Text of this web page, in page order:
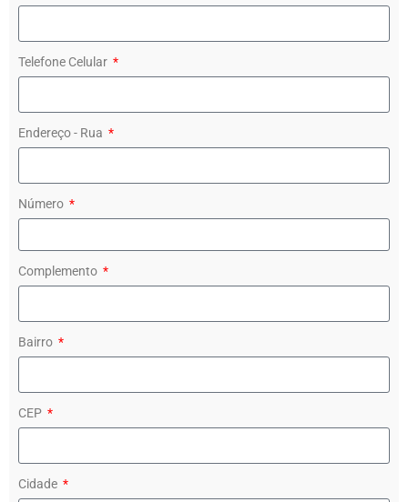
Telefone Celular
Endereço - Rua
Número
Complemento
Bairro
CEP
Cidade